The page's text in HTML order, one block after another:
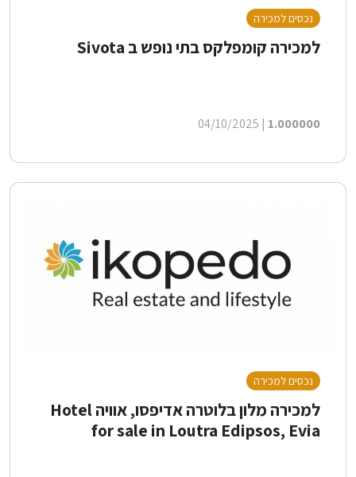
נכסים למכירה
למכירה קומפלקס בתי נופש ב Sivota
1.000000
| 04/10/2025
נכסים למכירה
למכירה מלון בלוטרה אדיפסו, אוויה Hotel
for sale in Loutra Edipsos, Evia